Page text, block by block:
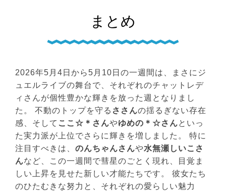
まとめ
2026年5月4日から5月10日の一週間は、まさにジ
ュエルライブの舞台で、それぞれのチャットレデ
ィさんが個性豊かな輝きを放った週となりまし
た。 不動のトップを守る ささんの揺るぎない存在
感、そして ここ☆＊さんやゆめの＊☆さんといっ
た実力派が上位でさらに輝きを増しました。 特に
注目すべきは、 のんちゃんさんや水無瀬しいこさ
んなど、この一週間で彗星のごとく現れ、目覚ま
しい上昇を見せた新しい才能たちです。 彼女たち
のひたむきな努力と、それぞれの愛らしい魅力